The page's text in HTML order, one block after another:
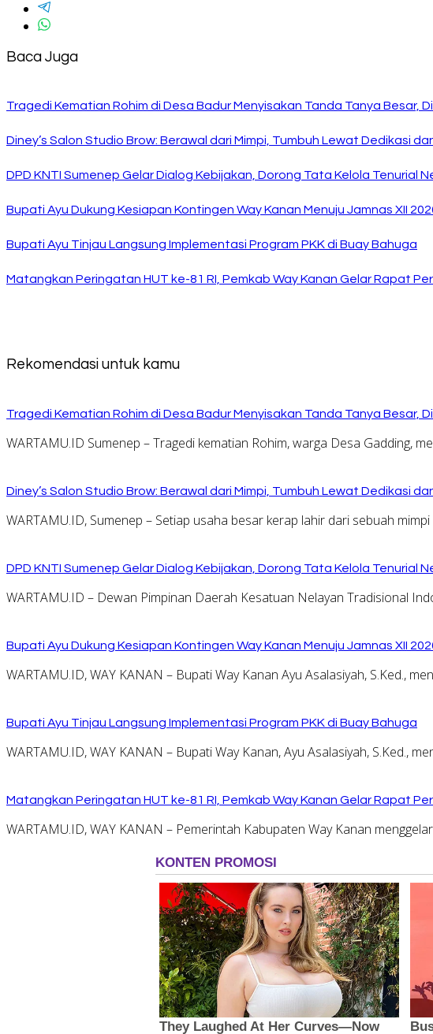
Baca Juga
Tragedi Kematian Rohim di Desa Badur Menyisakan Tanda Tanya Besar,
Diney’s Salon Studio Brow: Berawal dari Mimpi, Tumbuh Lewat Dedikasi
DPD KNTI Sumenep Gelar Dialog Kebijakan, Dorong Tata Kelola Tenurial
Bupati Ayu Dukung Kesiapan Kontingen Way Kanan Menuju Jamnas XII
Bupati Ayu Tinjau Langsung Implementasi Program PKK di Buay Bahuga
Matangkan Peringatan HUT ke-81 RI, Pemkab Way Kanan Gelar Rapat
Rekomendasi untuk kamu
Tragedi Kematian Rohim di Desa Badur Menyisakan Tanda Tanya Besar,
WARTAMU.ID Sumenep – Tragedi kematian Rohim, warga Desa Gadding,
Diney’s Salon Studio Brow: Berawal dari Mimpi, Tumbuh Lewat Dedikasi
WARTAMU.ID, Sumenep – Setiap usaha besar kerap lahir dari sebuah
DPD KNTI Sumenep Gelar Dialog Kebijakan, Dorong Tata Kelola Tenurial
WARTAMU.ID – Dewan Pimpinan Daerah Kesatuan Nelayan Tradisional
Bupati Ayu Dukung Kesiapan Kontingen Way Kanan Menuju Jamnas XII
WARTAMU.ID, WAY KANAN – Bupati Way Kanan Ayu Asalasiyah, S.Ked.,
Bupati Ayu Tinjau Langsung Implementasi Program PKK di Buay Bahuga
WARTAMU.ID, WAY KANAN – Bupati Way Kanan, Ayu Asalasiyah, S.Ked.,
Matangkan Peringatan HUT ke-81 RI, Pemkab Way Kanan Gelar Rapat
WARTAMU.ID, WAY KANAN – Pemerintah Kabupaten Way Kanan